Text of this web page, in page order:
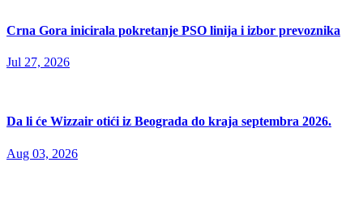
Crna Gora inicirala pokretanje PSO linija i izbor prevoznika
Jul 27, 2026
Da li će Wizzair otići iz Beograda do kraja septembra 2026.
Aug 03, 2026